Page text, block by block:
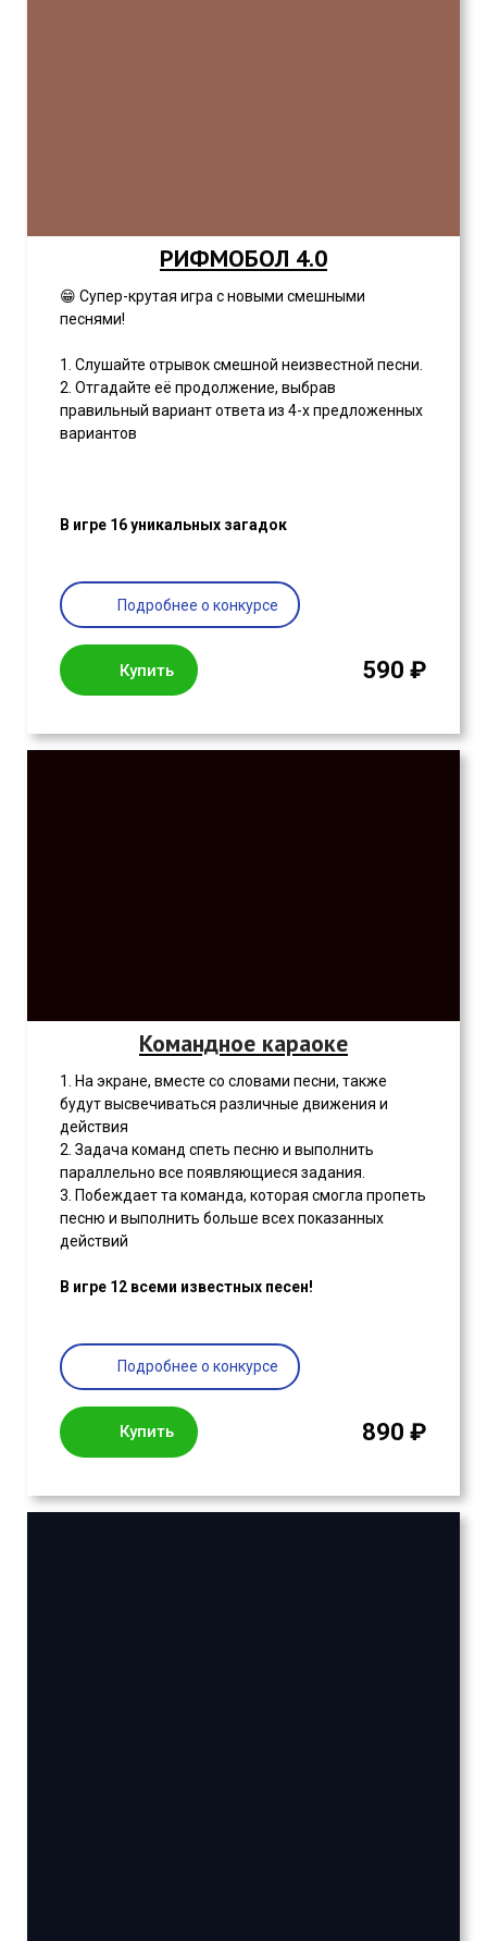
РИФМОБОЛ 4.0
😁 Супер-крутая игра с новыми смешными
песнями!
1. Слушайте отрывок смешной неизвестной песни.
2. Отгадайте её продолжение, выбрав
правильный вариант ответа из 4-х предложенных
вариантов
В игре 16 уникальных загадок
Подробнее о конкурсе
Купить 590 ₽
Командное караоке
1. На экране, вместе со словами песни, также
будут высвечиваться различные движения и
действия
2. Задача команд спеть песню и выполнить
параллельно все появляющиеся задания.
3. Побеждает та команда, которая смогла пропеть
песню и выполнить больше всех показанных
действий
В игре 12 всеми известных песен!
Подробнее о конкурсе
Купить 890 ₽